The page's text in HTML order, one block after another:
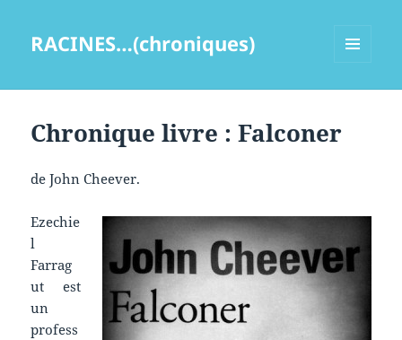
RACINES…(chroniques)
Chronique livre : Falconer
de John Cheever.
Ezechie
l
Farrag
ut est
un
profess